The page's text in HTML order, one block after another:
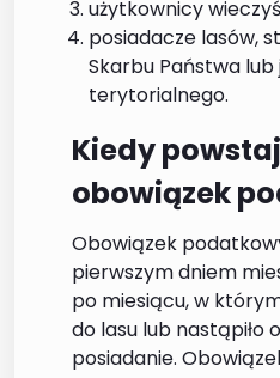
użytkownicy
posiadacze lasów,
Skarbu Państwa
terytorialnego.
Kiedy
obowiązek
Obowiązek
pierwszym dniem
po miesiącu, w
do lasu lub nastąpiło
posiadanie.